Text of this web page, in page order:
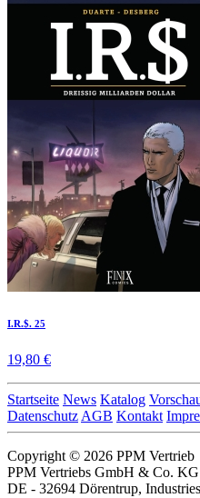
I.R.$. 25
19,80 €
Startseite News Katalog
Datenschutz AGB Kontakt
Copyright © 2026 PPM Vertrieb
PPM Vertriebs GmbH & Co.
DE - 32694 Dörentrup,